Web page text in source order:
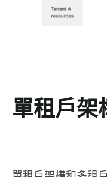
單租戶架